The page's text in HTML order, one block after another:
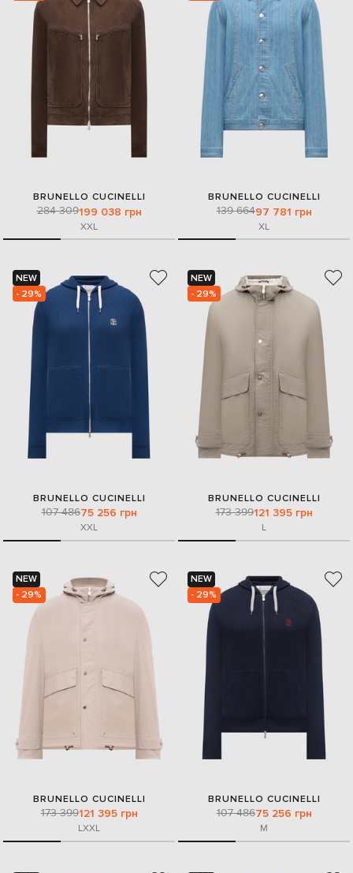
BRUNELLO CUCINELLI
284 309199 038 грн
XXL
BRUNELLO CUCINELLI
139 66497 781 грн
XL
NEW
- 29%
BRUNELLO CUCINELLI
107 48675 256 грн
XXL
NEW
- 29%
BRUNELLO CUCINELLI
173 399121 395 грн
L
NEW
- 29%
BRUNELLO CUCINELLI
173 399121 395 грн
LXXL
NEW
- 29%
BRUNELLO CUCINELLI
107 48675 256 грн
M